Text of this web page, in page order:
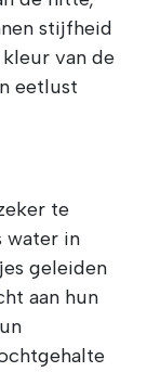
stijfheid
van de
eetlust
te
water in
geleiden
aan hun